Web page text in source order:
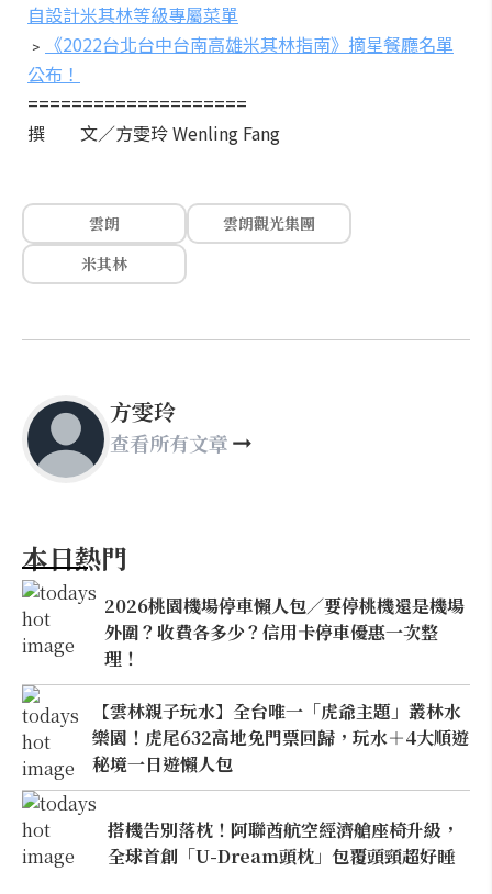
自設計米其林等級專屬菜單
﹥ 《2022台北台中台南高雄米其林指南》摘星餐廳名單
公布！
====================
撰 文／方雯玲 Wenling Fang
雲朗
雲朗觀光集團
米其林
方雯玲
查看所有文章
本日熱門
2026桃園機場停車懶人包／要停桃機還是機場
外圍？收費各多少？信用卡停車優惠一次整
理！
【雲林親子玩水】全台唯一「虎爺主題」叢林水
樂園！虎尾632高地免門票回歸，玩水＋4大順遊
秘境一日遊懶人包
搭機告別落枕！阿聯酋航空經濟艙座椅升級，
全球首創「U-Dream頭枕」包覆頭頸超好睡